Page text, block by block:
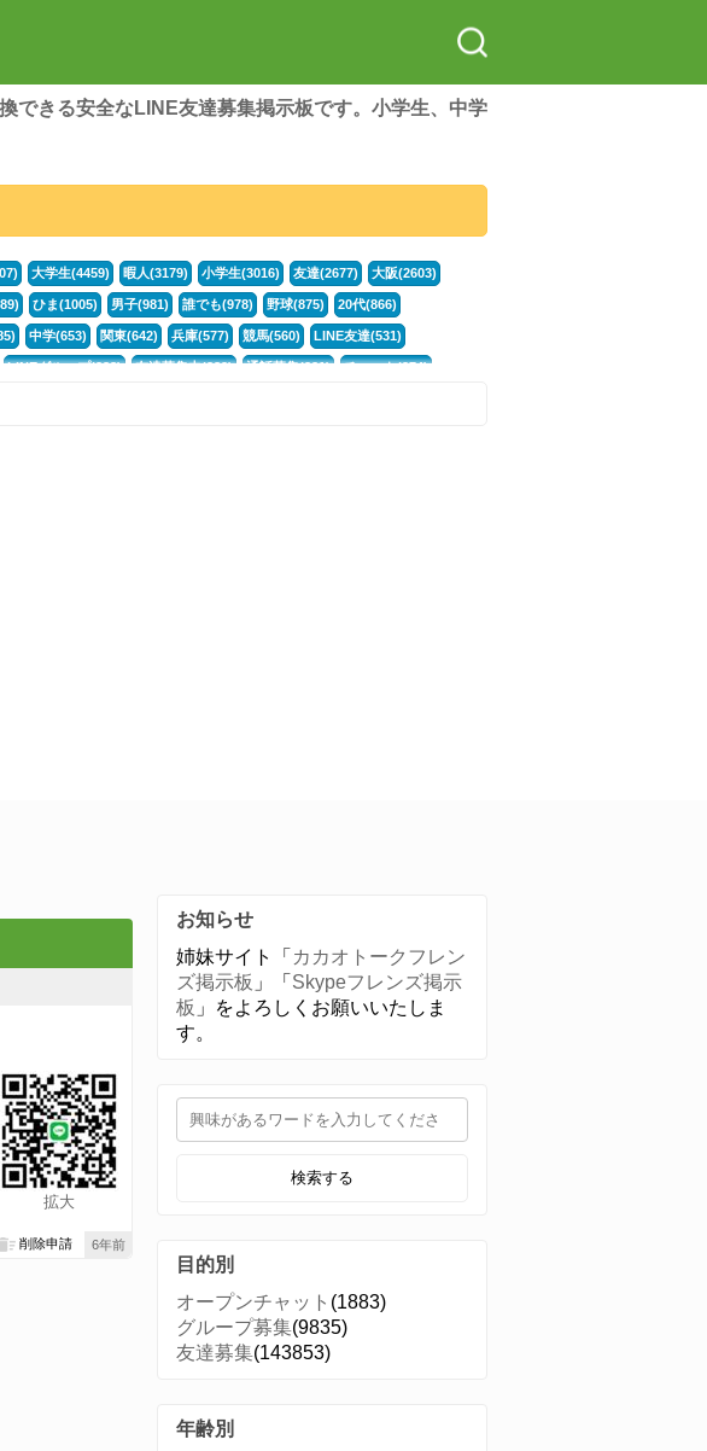
できる安全なLINE友達募集掲示板です。小学生、中学
大学生(4459) 暇人(3179) 小学生(3016) 友達(2677) 大阪(2603)
ひま(1005) 男子(981) 誰でも(978) 野球(875) 20代(866)
中学(653) 関東(642) 兵庫(577) 競馬(560) LINE友達(531)
LINEグループ(388) 友達募集中(382) 通話募集(381) チャット(374)
拡大
6年前
削除申請
お知らせ
姉妹サイト「 カカオトークフレン
ズ掲示板 」「 Skypeフレンズ掲示
板 」をよろしくお願いいたしま
す。
検索する
目的別
オープンチャット (1883)
グループ募集(9835)
友達募集(143853)
年齢別